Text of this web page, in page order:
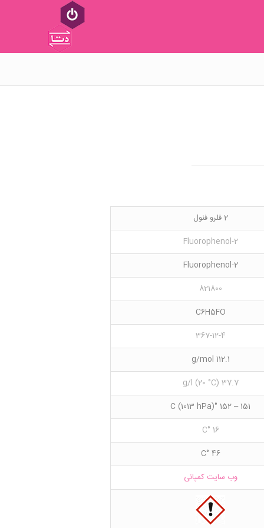
2 فلرو فنول
2-Fluorophenol
2-Fluorophenol
821800
C6H5FO
367-12-4
112.1 g/mol
37.7 g/l (20 °C)
151 – 152 °C (1013 hPa)
16 °C
46 °C
وب سایت کمپانی